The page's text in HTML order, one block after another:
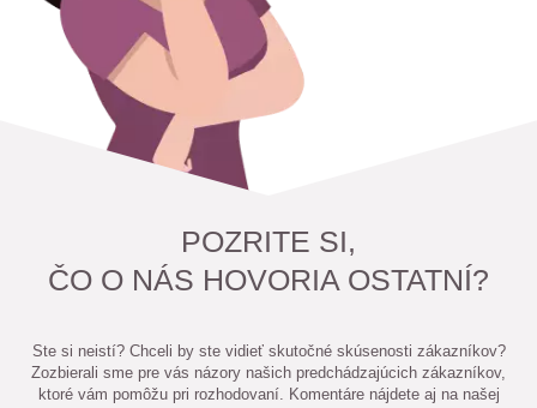
POZRITE SI,
ČO O NÁS HOVORIA OSTATNÍ?
Ste si neistí? Chceli by ste vidieť skutočné skúsenosti zákazníkov?
Zozbierali sme pre vás názory našich predchádzajúcich zákazníkov,
ktoré vám pomôžu pri rozhodovaní. Komentáre nájdete aj na našej